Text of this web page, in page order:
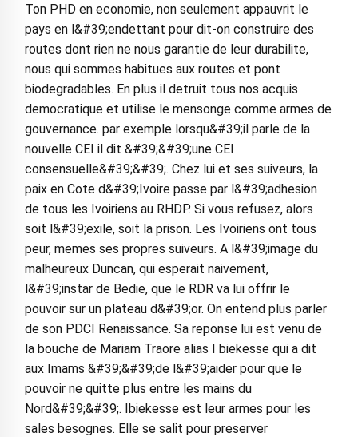
Ton PHD en economie, non seulement appauvrit le
pays en l&#39;endettant pour dit-on construire des
routes dont rien ne nous garantie de leur durabilite,
nous qui sommes habitues aux routes et pont
biodegradables. En plus il detruit tous nos acquis
democratique et utilise le mensonge comme armes de
gouvernance. par exemple lorsqu&#39;il parle de la
nouvelle CEI il dit &#39;&#39;une CEI
consensuelle&#39;&#39;. Chez lui et ses suiveurs, la
paix en Cote d&#39;Ivoire passe par l&#39;adhesion
de tous les Ivoiriens au RHDP. Si vous refusez, alors
soit l&#39;exile, soit la prison. Les Ivoiriens ont tous
peur, memes ses propres suiveurs. A l&#39;image du
malheureux Duncan, qui esperait naivement,
l&#39;instar de Bedie, que le RDR va lui offrir le
pouvoir sur un plateau d&#39;or. On entend plus parler
de son PDCI Renaissance. Sa reponse lui est venu de
la bouche de Mariam Traore alias I biekesse qui a dit
aux Imams &#39;&#39;de l&#39;aider pour que le
pouvoir ne quitte plus entre les mains du
Nord&#39;&#39;. Ibiekesse est leur armes pour les
sales besognes. Elle se salit pour preserver